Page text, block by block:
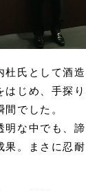
杜氏として酒
はじめ、手探
間でした。
明な中でも、
果。まさに忍